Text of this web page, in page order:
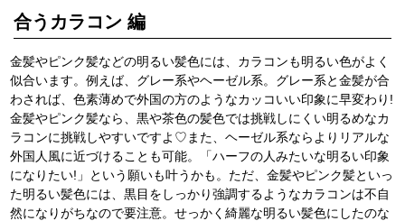
合うカラコン 編
金髪やピンク髪などの明るい髪色には、カラコンも明るい色がよく
似合います。例えば、グレー系やヘーゼル系。グレー系と金髪が合
わされば、色素薄めで外国の方のようなカッコいい印象に早変わり!
金髪やピンク髪なら、黒や茶色の髪色では挑戦しにくい明るめなカ
ラコンに挑戦しやすいですよ♡また、ヘーゼル系ならよりリアルな
外国人風に近づけることも可能。「ハーフの人みたいな明るい印象
になりたい!」という願いも叶うかも。ただ、金髪やピンク髪といっ
た明るい髪色には、黒目をしっかり強調するようなカラコンは不自
然になりがちなので要注意。せっかく綺麗な明るい髪色にしたのな